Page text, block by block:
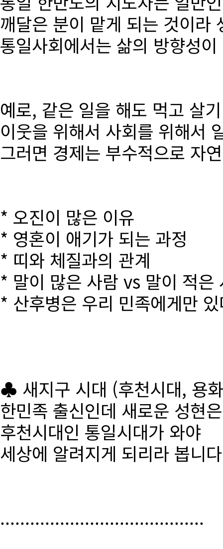
깨달은 분이 맡게 되는 것이라
통일사회에서는 삶의 방향성
예로, 같은 일을 해도 먹고 살
이웃을 위해서 사회를 위해서
그러면 경제는 부수적으로 자
* 오진이 많은 이유
* 영혼이 애기가 되는 과정
* 띠와 체질과의 관계
* 말이 많은 사람 vs 말이 적은
* 산후병은 우리 민족에게만
♣ 새지구 시대 (후천시대, 용
한민족 출신인데 새로운 성현
후천시대인 통일시대가 와야
세상에 알려지게 되리라 봅니
.........................................